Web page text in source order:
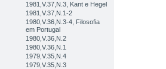
1981,V.37,N.3, Kant e Hegel
1981,V.37,N.1-2
1980,V.36,N.3-4, Filosofia
em Portugal
1980,V.36,N.2
1980,V.36,N.1
1979,V.35,N.4
1979,V.35,N.3